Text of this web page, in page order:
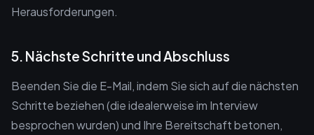
Herausforderungen.
5. Nächste Schritte und Abschluss
Beenden Sie die E-Mail, indem Sie sich auf die nächsten
Schritte beziehen (die idealerweise im Interview
besprochen wurden) und Ihre Bereitschaft betonen,